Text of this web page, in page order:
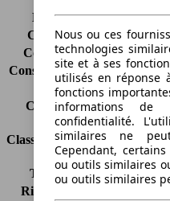
Émissions de CO2*
Consommation (ville)
Consommation (route)
Consommation (combinée)*
Classe d'émissions
Capacité du réservoir
Classes d'assurance
Tous risques
-
Risques partiels
Nous ou ces
technologies
site et à ses
utilisés en réponse
fonctions
informations de
confidentialité.
similaires ne
Cependant,
ou outils similaires
ou outils similaires